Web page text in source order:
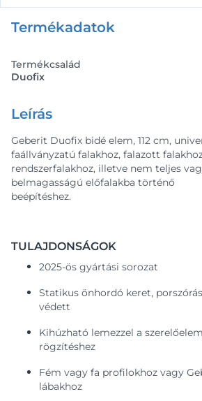
Termékadatok
Termékcsalád
Duofix
Leírás
Geberit Duofix bidé elem, 112 cm,
faállványzatú falakhoz, falazott
rendszerfalakhoz, illetve nem teljes
belmagasságú előfalakba történő
beépítéshez.
TULAJDONSÁGOK
2025-ös gyártási sorozat
Statikus önhordó keret,
védett
Kihúzható lemezzel a
rögzítéshez
Fém vagy fa profilokhoz vagy
lábakhoz